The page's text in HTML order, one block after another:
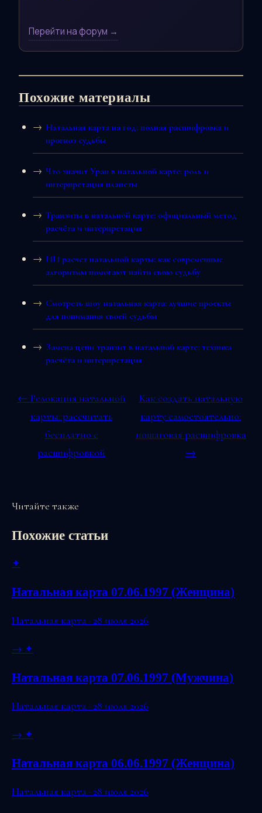
Перейти на форум →
Похожие материалы
Натальная карта на год: полная расшифровка и
прогноз судьбы
Что значит Уран в натальной карте: роль и
интерпретация планеты
Транзиты в натальной карте: официальный метод
расчёта и интерпретация
ИИ расчет натальной карты: как современные
алгоритмы помогают найти свою судьбу
Смотреть шоу натальная карта: лучшие проекты
для понимания своей судьбы
Замена цепи транзит в натальной карте: техника
расчёта и интерпретация
← Релокация натальной
карты: рассчитать
бесплатно с
расшифровкой
Как создать натальную
карту самостоятельно:
пошаговая расшифровка
→
Читайте также
Похожие статьи
✦
Натальная карта 07.06.1997 (Женщина)
Натальная карта · 28 июля 2026
→ ✦
Натальная карта 07.06.1997 (Мужчина)
Натальная карта · 28 июля 2026
→ ✦
Натальная карта 06.06.1997 (Женщина)
Натальная карта · 28 июля 2026